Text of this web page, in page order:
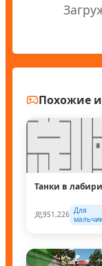
Похожие
Танки в
951,226 Для